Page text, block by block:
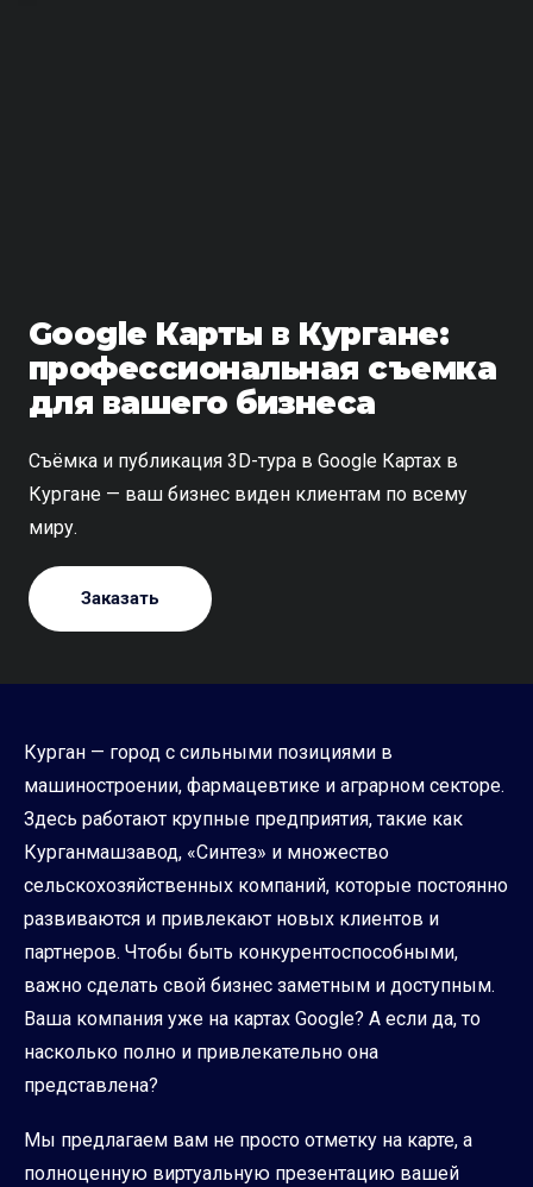
Google Карты в Кургане:
профессиональная съемка
для вашего бизнеса
Съёмка и публикация 3D-тура в Google Картах в
Кургане — ваш бизнес виден клиентам по всему
миру.
Заказать
Курган — город с сильными позициями в
машиностроении, фармацевтике и аграрном секторе.
Здесь работают крупные предприятия, такие как
Курганмашзавод, «Синтез» и множество
сельскохозяйственных компаний, которые постоянно
развиваются и привлекают новых клиентов и
партнеров. Чтобы быть конкурентоспособными,
важно сделать свой бизнес заметным и доступным.
Ваша компания уже на картах Google? А если да, то
насколько полно и привлекательно она
представлена?
Мы предлагаем вам не просто отметку на карте, а
полноценную виртуальную презентацию вашей